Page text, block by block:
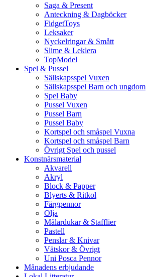
Saga & Present
Anteckning & Dagböcker
FidgetToys
Leksaker
Nyckelringar & Smått
Slime & Leklera
TopModel
Spel & Pussel
Sällskapsspel Vuxen
Sällskapsspel Barn och ungdom
Spel Baby
Pussel Vuxen
Pussel Barn
Pussel Baby
Kortspel och småspel Vuxna
Kortspel och småspel Barn
Övrigt Spel och pussel
Konstnärsmaterial
Akvarell
Akryl
Block & Papper
Blyerts & Ritkol
Färgpennor
Olja
Målardukar & Stafflier
Pastell
Penslar & Knivar
Vätskor & Övrigt
Uni Posca Pennor
Månadens erbjudande